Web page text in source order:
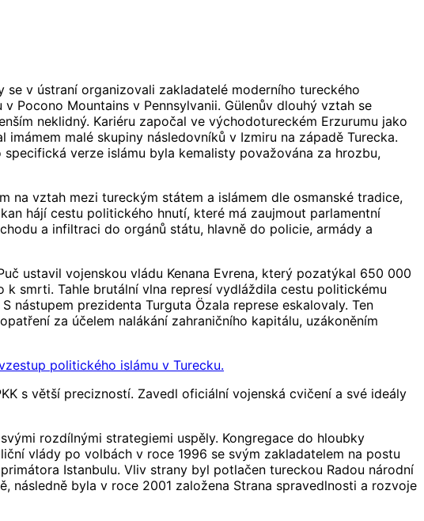
v ústraní organizovali zakladatelé moderního tureckého
Pocono Mountains v Pennsylvanii. Gülenův dlouhý vztah se
neklidný. Kariéru započal ve východotureckém Erzurumu jako
malé skupiny následovníků v Izmiru na západě Turecka.
verze islámu byla kemalisty považována za hrozbu,
na vztah mezi tureckým státem a islámem dle osmanské tradice,
hájí cestu politického hnutí, které má zaujmout parlamentní
a infiltraci do orgánů státu, hlavně do policie, armády a
ustavil vojenskou vládu Kenana Evrena, který pozatýkal 650 000
smrti. Tahle brutální vlna represí vydláždila cestu politickému
prezidenta Turguta Özala represe eskalovaly. Ten
za účelem nalákání zahraničního kapitálu, uzákoněním
politického islámu v Turecku.
s větší precizností. Zavedl oficiální vojenská cvičení a své ideály
rozdílnými strategiemi uspěly. Kongregace do hloubky
vlády po volbách v roce 1996 se svým zakladatelem na postu
Istanbulu. Vliv strany byl potlačen tureckou Radou národní
následně byla v roce 2001 založena Strana spravedlnosti a rozvoje